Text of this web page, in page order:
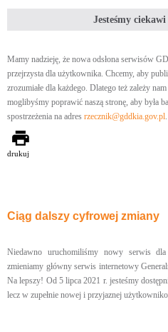
Jesteśmy
Mamy nadzieję, że nowa odsłona serwisów
przejrzysta dla użytkownika. Chcemy, aby
zrozumiałe dla każdego. Dlatego też zależy
moglibyśmy poprawić naszą stronę, aby była
spostrzeżenia na adres rzecznik@gddkia.gov.pl.
drukuj
Ciąg dalszy cyfrowej zmiany
Niedawno uruchomiliśmy nowy serwis
zmieniamy główny serwis internetowy
Na lepszy! Od 5 lipca 2021 r. jesteśmy
lecz w zupełnie nowej i przyjaznej